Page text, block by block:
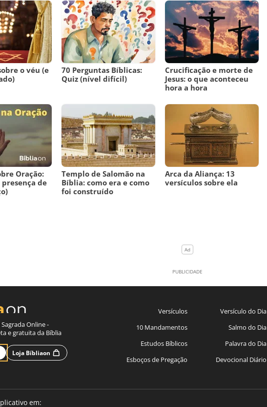
o véu (e
70 Perguntas Bíblicas:
Quiz (nível difícil)
Crucificação e morte de
Jesus: o que aconteceu
hora a hora
Oração:
de
Templo de Salomão na
Bíblia: como era e como
foi construído
Arca da Aliança: 13
versículos sobre ela
Online -
e gratuita da Bíblia
Loja Bíbliaon
Versículos
10 Mandamentos
Estudos Bíblicos
Esboços de Pregação
Versículo do Dia
Salmo do Dia
Palavra do Dia
Devocional Diário
em: